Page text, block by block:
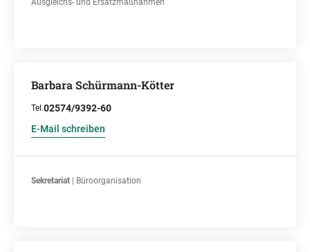
Ausgleichs- und Ersatzmaßnahmen
Barbara Schürmann-Kötter
Tel.02574/9392-60
E-Mail schreiben
Sekretariat | Büroorganisation